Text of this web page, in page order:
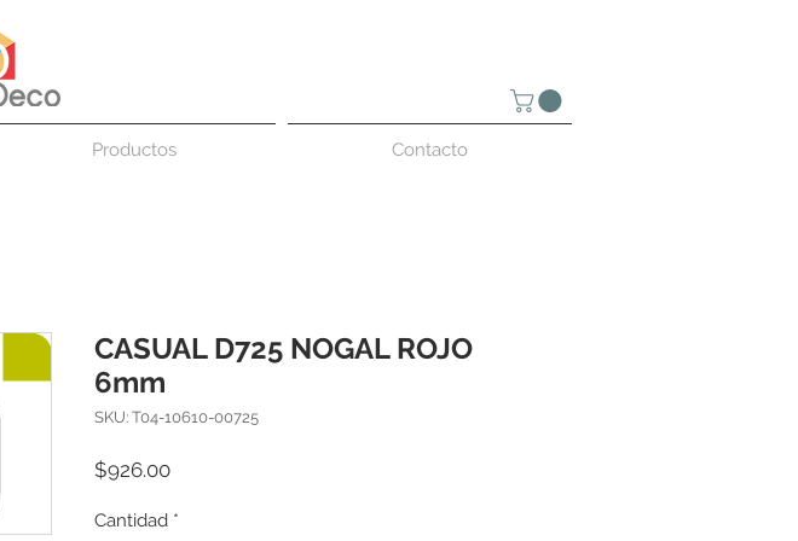
Productos Contacto
CASUAL D725 NOGAL ROJO
6mm
SKU: T04-10610-00725
$926.00Precio
Cantidad *